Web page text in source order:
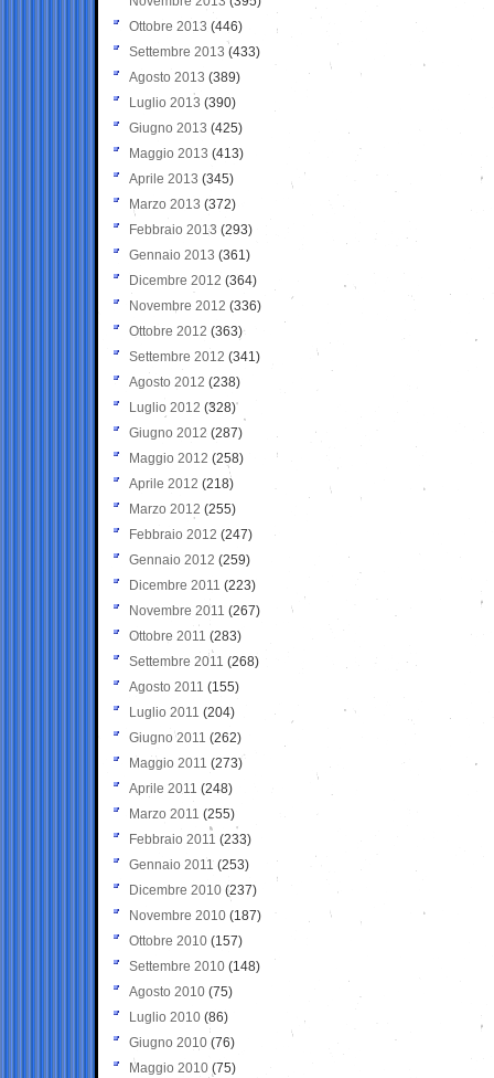
Ottobre 2013 (446)
Settembre 2013 (433)
Agosto 2013 (389)
Luglio 2013 (390)
Giugno 2013 (425)
Maggio 2013 (413)
Aprile 2013 (345)
Marzo 2013 (372)
Febbraio 2013 (293)
Gennaio 2013 (361)
Dicembre 2012 (364)
Novembre 2012 (336)
Ottobre 2012 (363)
Settembre 2012 (341)
Agosto 2012 (238)
Luglio 2012 (328)
Giugno 2012 (287)
Maggio 2012 (258)
Aprile 2012 (218)
Marzo 2012 (255)
Febbraio 2012 (247)
Gennaio 2012 (259)
Dicembre 2011 (223)
Novembre 2011 (267)
Ottobre 2011 (283)
Settembre 2011 (268)
Agosto 2011 (155)
Luglio 2011 (204)
Giugno 2011 (262)
Maggio 2011 (273)
Aprile 2011 (248)
Marzo 2011 (255)
Febbraio 2011 (233)
Gennaio 2011 (253)
Dicembre 2010 (237)
Novembre 2010 (187)
Ottobre 2010 (157)
Settembre 2010 (148)
Agosto 2010 (75)
Luglio 2010 (86)
Giugno 2010 (76)
Maggio 2010 (75)